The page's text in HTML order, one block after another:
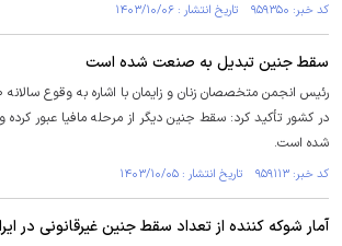
کد خبر: ۹۵۹۳۵۰ تاریخ انتشار : ۱۴۰۳/۱۰/۰۶
سقط جنین تبدیل به صنعت شده است
در کشور تأکید کرد: سقط جنین دیگر از مرحله مافیا عبور
شده است.
کد خبر: ۹۵۹۱۱۳ تاریخ انتشار : ۱۴۰۳/۱۰/۰۵
آمار شوکه کننده از تعداد سقط جنین غیرقانونی در